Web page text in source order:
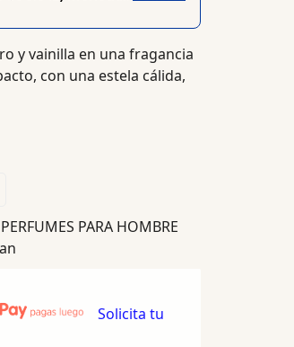
y vainilla en una fragancia
con una estela cálida,
PERFUMES PARA HOMBRE
Solicita tu